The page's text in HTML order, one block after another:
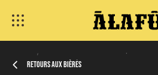
Retours aux bières